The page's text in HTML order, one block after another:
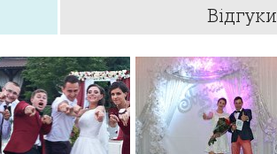
Відгуки